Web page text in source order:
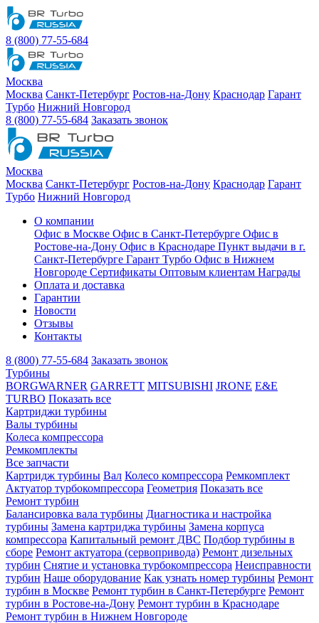
8 (800) 77-55-684
Москва
Москва Санкт-Петербург Ростов-на-Дону Краснодар Гарант
Турбо Нижний Новгород
8 (800) 77-55-684 Заказать звонок
Москва
Москва Санкт-Петербург Ростов-на-Дону Краснодар Гарант
Турбо Нижний Новгород
О компании
Офис в Москве Офис в Санкт-Петербурге Офис в
Ростове-на-Дону Офис в Краснодаре Пункт выдачи в г.
Санкт-Петербурге Гарант Турбо Офис в Нижнем
Новгороде Сертификаты Оптовым клиентам Награды
Оплата и доставка
Гарантии
Новости
Отзывы
Контакты
8 (800) 77-55-684 Заказать звонок
Турбины
BORGWARNER GARRETT MITSUBISHI JRONE E&E
TURBO Показать все
Картриджи турбины
Валы турбины
Колеса компрессора
Ремкомплекты
Все запчасти
Картридж турбины Вал Колесо компрессора Ремкомплект
Актуатор турбокомпрессора Геометрия Показать все
Ремонт турбин
Балансировка вала турбины Диагностика и настройка
турбины Замена картриджа турбины Замена корпуса
компрессора Капитальный ремонт ДВС Подбор турбины в
сборе Ремонт актуатора (сервопривода) Ремонт дизельных
турбин Снятие и установка турбокомпрессора Неисправности
турбин Наше оборудование Как узнать номер турбины Ремонт
турбин в Москве Ремонт турбин в Санкт-Петербурге Ремонт
турбин в Ростове-на-Дону Ремонт турбин в Краснодаре
Ремонт турбин в Нижнем Новгороде